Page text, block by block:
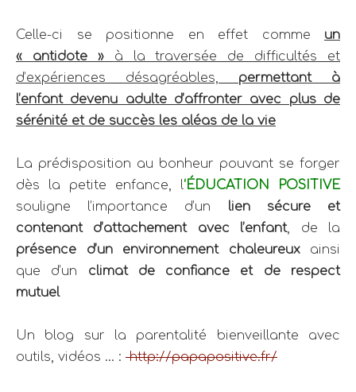
Celle-ci se positionne en effet comme un
« antidote » à la traversée de difficultés et
d’expériences désagréables, permettant à
l’enfant devenu adulte d’affronter avec plus de
sérénité et de succès les aléas de la vie
La prédisposition au bonheur pouvant se forger
dès la petite enfance, l‘ÉDUCATION POSITIVE
souligne l’importance d’un lien sécure
et
contenant d’attachement avec l’enfant, de la
présence d’un environnement chaleureuxainsi
que d’un climat de confiance et de respect
mutuel
Un blog sur la parentalité bienveillante avec
outils, vidéos … : http://papapositive.fr/